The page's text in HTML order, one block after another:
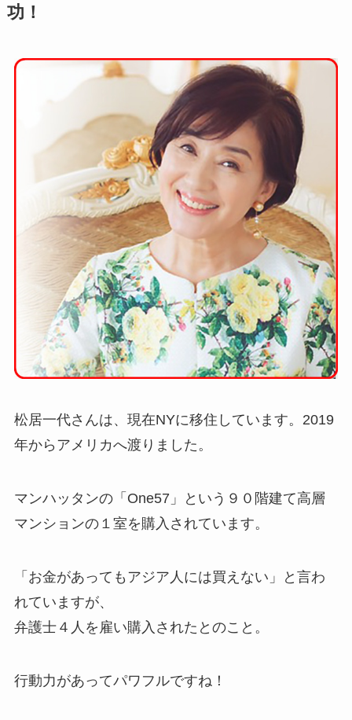
功！
松居一代さんは、現在NYに移住しています。2019
年からアメリカへ渡りました。
マンハッタンの「One57」という９０階建て高層
マンションの１室を購入されています。
「お金があってもアジア人には買えない」と言わ
れていますが、
弁護士４人を雇い購入されたとのこと。
行動力があってパワフルですね！